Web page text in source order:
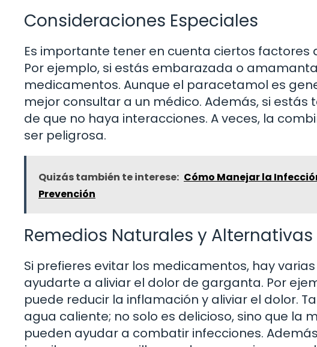
Consideraciones Especiales
Es importante tener en cuenta ciertos
Por ejemplo, si estás embarazada o
medicamentos. Aunque el paracetamol es
mejor consultar a un médico. Además, si
de que no haya interacciones. A veces, la
ser peligrosa.
Quizás también te interese: Cómo Manejar la
Prevención
Remedios Naturales y Alternativas
Si prefieres evitar los medicamentos, hay
ayudarte a aliviar el dolor de garganta. Por
puede reducir la inflamación y aliviar el dolor.
agua caliente; no solo es delicioso, sino que
pueden ayudar a combatir infecciones.